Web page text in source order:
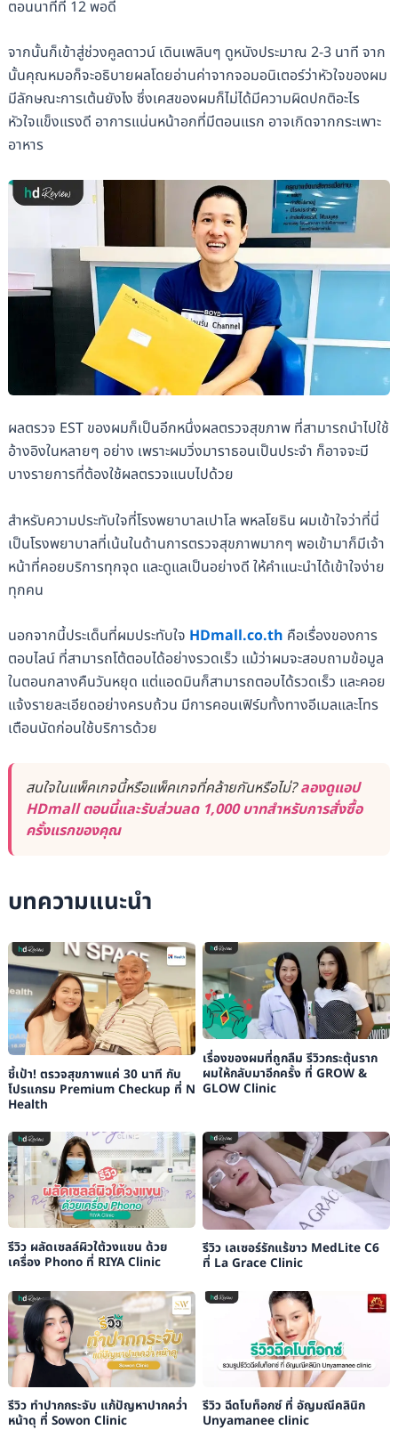
ตอนนาทีที่ 12 พอดี
จากนั้นก็เข้าสู่ช่วงคูลดาวน์ เดินเพลินๆ ดูหนังประมาณ 2-3 นาที จาก
นั้นคุณหมอก็จะอธิบายผลโดยอ่านค่าจากจอมอนิเตอร์ว่าหัวใจของผม
มีลักษณะการเต้นยังไง ซึ่งเคสของผมก็ไม่ได้มีความผิดปกติอะไร
หัวใจแข็งแรงดี อาการแน่นหน้าอกที่มีตอนแรก อาจเกิดจากกระเพาะ
อาหาร
ผลตรวจ EST ของผมก็เป็นอีกหนึ่งผลตรวจสุขภาพ ที่สามารถนำไปใช้
อ้างอิงในหลายๆ อย่าง เพราะผมวิ่งมาราธอนเป็นประจำ ก็อาจจะมี
บางรายการที่ต้องใช้ผลตรวจแนบไปด้วย
สำหรับความประทับใจที่โรงพยาบาลเปาโล พหลโยธิน ผมเข้าใจว่าที่นี่
เป็นโรงพยาบาลที่เน้นในด้านการตรวจสุขภาพมากๆ พอเข้ามาก็มีเจ้า
หน้าที่คอยบริการทุกจุด และดูแลเป็นอย่างดี ให้คำแนะนำได้เข้าใจง่าย
ทุกคน
นอกจากนี้ประเด็นที่ผมประทับใจ HDmall.co.th คือเรื่องของการ
ตอบไลน์ ที่สามารถโต้ตอบได้อย่างรวดเร็ว แม้ว่าผมจะสอบถามข้อมูล
ในตอนกลางคืนวันหยุด แต่แอดมินก็สามารถตอบได้รวดเร็ว และคอย
แจ้งรายละเอียดอย่างครบถ้วน มีการคอนเฟิร์มทั้งทางอีเมลและโทร
เตือนนัดก่อนใช้บริการด้วย
สนใจในแพ็คเกจนี้หรือแพ็คเกจที่คล้ายกันหรือไม่?ลองดูแอป
HDmall ตอนนี้และรับส่วนลด 1,000 บาทสำหรับการสั่งซื้อ
ครั้งแรกของคุณ
บทความแนะนำ
ชี้เป้า! ตรวจสุขภาพแค่ 30 นาที กับ
โปรแกรม Premium Checkup ที่ N
Health
เรื่องของผมที่ถูกลืม รีวิวกระตุ้นราก
ผมให้กลับมาอีกครั้ง ที่ GROW &
GLOW Clinic
รีวิว ผลัดเซลล์ผิวใต้วงแขน ด้วย
เครื่อง Phono ที่ RIYA Clinic
รีวิว เลเซอร์รักแร้ขาว MedLite C6
ที่ La Grace Clinic
รีวิว ทำปากกระจับ แก้ปัญหาปากคว่ำ
หน้าดุ ที่ Sowon Clinic
รีวิว ฉีดโบท็อกซ์ ที่ อัญมณีคลินิก
Unyamanee clinic